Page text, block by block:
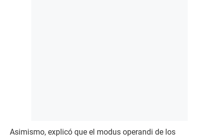
Asimismo, explicó que el modus operandi de los